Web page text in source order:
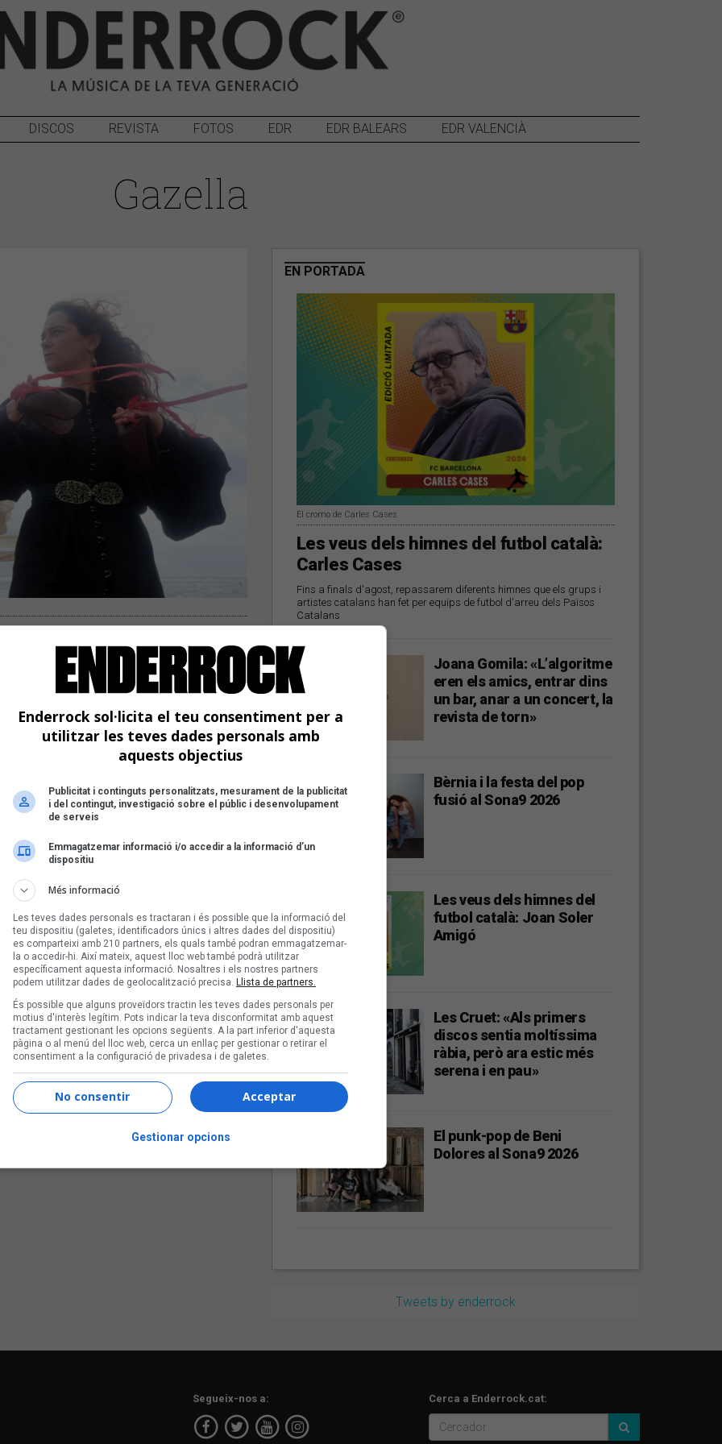
DISCOS REVISTA FOTOS EDR EDR BALEARS EDR VALENCIÀ
Gazella
Len al cicle
cicle que anirà de setembre a desembre |
i el valencià Gazella
1
Següent >
EN PORTADA
El cromo de Carles Cases
Les veus dels himnes del futbol català:
Carles Cases
Fins a finals d'agost, repassarem diferents himnes que els grups i
artistes catalans han fet per equips de futbol d'arreu dels Països
Catalans
Joana Gomila: «L’algoritme
eren els amics, entrar dins
un bar, anar a un concert, la
revista de torn»
Bèrnia i la festa del pop
fusió al Sona9 2026
Les veus dels himnes del
futbol català: Joan Soler
Amigó
Les Cruet: «Als primers
discos sentia moltíssima
ràbia, però ara estic més
serena i en pau»
El punk-pop de Beni
Dolores al Sona9 2026
Tweets by enderrock
Segueix-nos a: Cerca a Enderrock.cat:
Enderrock sol·licita el teu consentiment per a
utilitzar les teves dades personals amb
aquests objectius
Publicitat i continguts personalitzats, mesurament de la publicitat
i del contingut, investigació sobre el públic i desenvolupament
de serveis
Emmagatzemar informació i/o accedir a la informació d’un
dispositiu
Més informació
Les teves dades personals es tractaran i és possible que la informació del
teu dispositiu (galetes, identificadors únics i altres dades del dispositiu)
es comparteixi amb 210 partners, els quals també podran emmagatzemar-
la o accedir-hi. Així mateix, aquest lloc web també podrà utilitzar
específicament aquesta informació. Nosaltres i els nostres partners
podem utilitzar dades de geolocalització precisa. Llista de partners.
És possible que alguns proveïdors tractin les teves dades personals per
motius d'interès legítim. Pots indicar la teva disconformitat amb aquest
tractament gestionant les opcions següents. A la part inferior d'aquesta
pàgina o al menú del lloc web, cerca un enllaç per gestionar o retirar el
consentiment a la configuració de privadesa i de galetes.
Acceptar
No consentir
Gestionar opcions